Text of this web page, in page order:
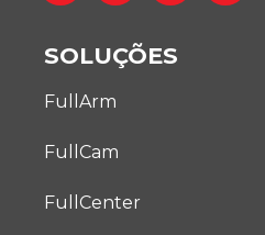
SOLUÇÕES
FullArm
FullCam
FullCenter